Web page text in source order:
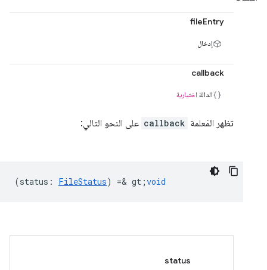
fileEntry
إدخال
callback
الدالة اختيارية
تظهر المَعلمة callback على النحو التالي:
(status : FileStatus) =& gt;void
status